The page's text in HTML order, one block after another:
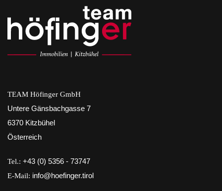
TEAM Höfinger GmbH
Untere Gänsbachgasse 7
6370 Kitzbühel
Österreich
Tel.: +43 (0) 5356 - 73747
E-Mail: info@hoefinger.tirol